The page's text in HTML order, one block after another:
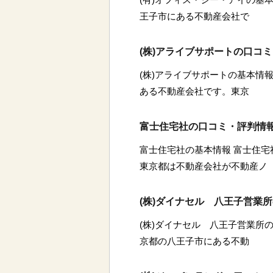
王子市にある不動産会社で
(株)アライブサポートの口コ
(株)アライブサポートの基本情
ある不動産会社です。東京
富士住宅社の口コミ・評判情
富士住宅社の基本情報 富士住
東京都は不動産会社が不動産ノ
(株)ダイナセル 八王子営業
(株)ダイナセル 八王子営業所
京都の八王子市にある不動